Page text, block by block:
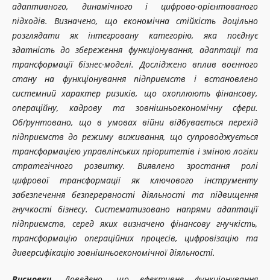
адаптивного, динамічного і цифрово-орієнтованого
підходів. Визначено, що економічна стійкість доцільно
розглядати як інтегровану категорію, яка поєднує
здатність до збереження функціонування, адаптації та
трансформації бізнес-моделі. Досліджено вплив воєнного
стану на функціонування підприємств і встановлено
системний характер ризиків, що охоплюють фінансову,
операційну, кадрову та зовнішньоекономічну сфери.
Обґрунтовано, що в умовах війни відбувається перехід
підприємств до режиму виживання, що супроводжується
трансформацією управлінських пріоритетів і зміною логіки
стратегічного розвитку. Виявлено зростання ролі
цифрової трансформації як ключового інструменту
забезпечення безперервності діяльності та підвищення
гнучкості бізнесу. Систематизовано напрями адаптації
підприємств, серед яких визначено фінансову гнучкість,
трансформацію операційних процесів, цифровізацію та
диверсифікацію зовнішньоекономічної діяльності.